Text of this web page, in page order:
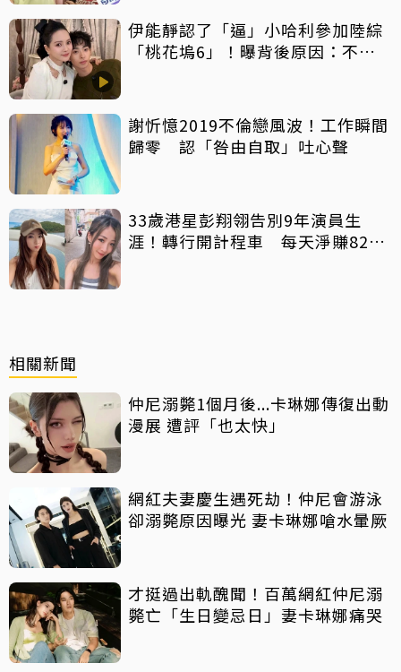
伊能靜認了「逼」小哈利參加陸綜
「桃花塢6」！曝背後原因：不希
謝忻憶2019不倫戀風波！工作瞬間
歸零 認「咎由自取」吐心聲
33歲港星彭翔翎告別9年演員生
涯！轉行開計程車 每天淨賺8200
相關新聞
仲尼溺斃1個月後...卡琳娜傳復出動
漫展 遭評「也太快」
網紅夫妻慶生遇死劫！仲尼會游泳
卻溺斃原因曝光 妻卡琳娜嗆水暈厥
才挺過出軌醜聞！百萬網紅仲尼溺
斃亡「生日變忌日」妻卡琳娜痛哭